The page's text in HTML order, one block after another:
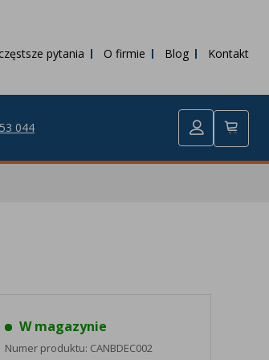
pytania O firmie Blog Kontakt
044
W magazynie
Numer produktu: CANBDEC002